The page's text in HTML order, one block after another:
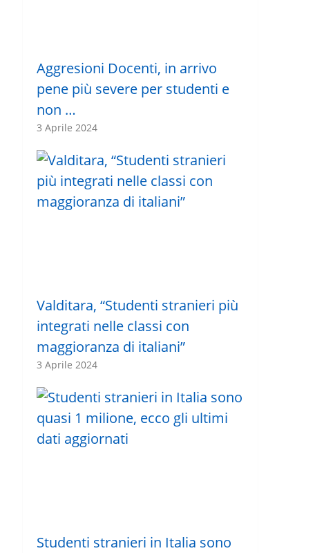
Aggresioni Docenti, in arrivo
pene più severe per studenti e
non …
3 Aprile 2024
Valditara, “Studenti stranieri più
integrati nelle classi con
maggioranza di italiani”
3 Aprile 2024
Studenti stranieri in Italia sono